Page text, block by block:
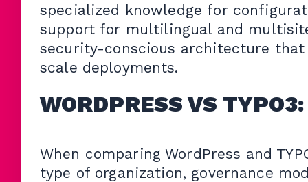
specialized knowledge for
support for multilingual and
security-conscious architecture
scale deployments.
WORDPRESS VS
When comparing WordPress and
type of organization, governance